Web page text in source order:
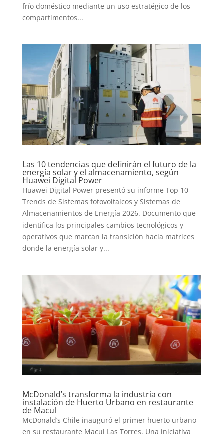
frío doméstico mediante un uso estratégico de los
compartimentos...
Las 10 tendencias que definirán el futuro de la
energía solar y el almacenamiento, según
Huawei Digital Power
Huawei Digital Power presentó su informe Top 10
Trends de Sistemas fotovoltaicos y Sistemas de
Almacenamientos de Energía 2026. Documento que
identifica los principales cambios tecnológicos y
operativos que marcan la transición hacia matrices
donde la energía solar y...
McDonald’s transforma la industria con
instalación de Huerto Urbano en restaurante
de Macul
McDonald’s Chile inauguró el primer huerto urbano
en su restaurante Macul Las Torres. Una iniciativa